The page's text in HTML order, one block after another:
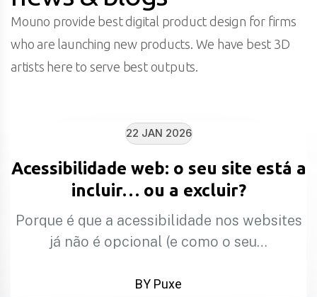
Mouno provide best digital product design for firms
who are launching new products. We have best 3D
artists here to serve best outputs.
22 JAN 2026
Acessibilidade web: o seu site está a
incluir… ou a excluir?
Porque é que a acessibilidade nos websites
já não é opcional (e como o seu…
BY Puxe